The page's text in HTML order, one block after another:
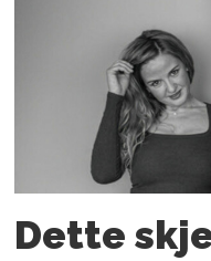
Dette